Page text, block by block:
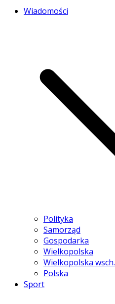
Wiadomości
Polityka
Samorząd
Gospodarka
Wielkopolska
Wielkopolska wsch.
Polska
Sport